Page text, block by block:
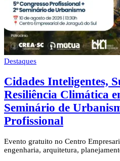
Destaques
Cidades Inteligentes,
Resiliência Climática
Seminário de
Profissional
Evento gratuito no Centro
engenharia, arquitetura,